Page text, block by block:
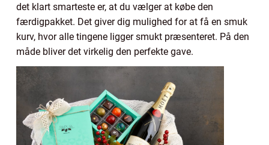
det klart smarteste er, at du vælger at købe den
færdigpakket. Det giver dig mulighed for at få en smuk
kurv, hvor alle tingene ligger smukt præsenteret. På den
måde bliver det virkelig den perfekte gave.